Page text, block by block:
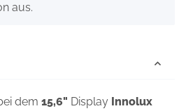
aus.
dem 15,6" Display Innolux